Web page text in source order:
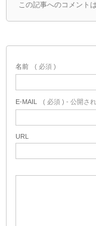
この記事へのコメント
名前 ( 必須 )
E-MAIL ( 必須 ) - 公開さ
URL